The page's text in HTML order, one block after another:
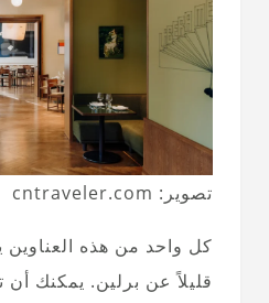
تصوير: cntraveler.com
كل واحد من هذه
قليلاً عن برلين. يمكنك